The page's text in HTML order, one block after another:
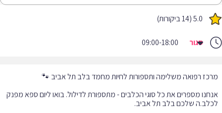
5.0 (14 ביקורות)
סגור 09:00-18:00
מספרים את כל סוגי הכלבים - מתספורת לדילול. בואו ליום ספא מפנק